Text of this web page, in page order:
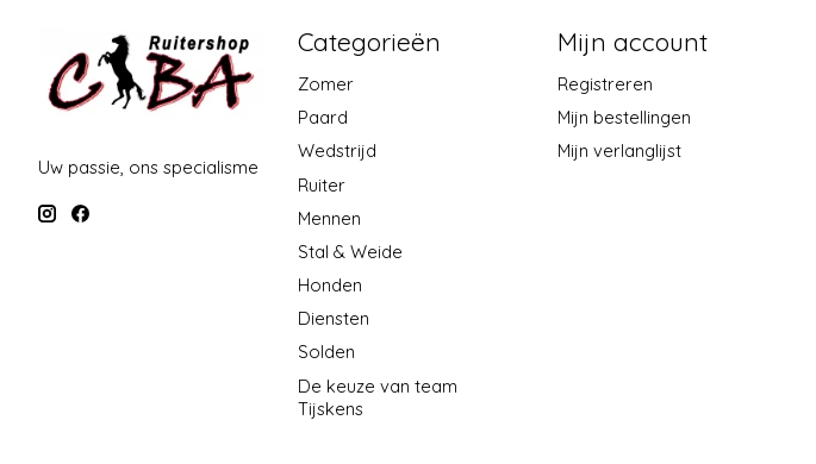
Uw passie, ons specialisme
Categorieën
Zomer
Paard
Wedstrijd
Ruiter
Mennen
Stal & Weide
Honden
Diensten
Solden
De keuze van team
Tijskens
Mijn account
Registreren
Mijn bestellingen
Mijn verlanglijst